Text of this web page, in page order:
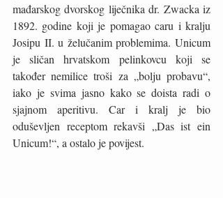
mađarskog dvorskog liječnika dr. Zwacka iz
1892. godine koji je pomagao caru i kralju
Josipu II. u želučanim problemima. Unicum
je sličan hrvatskom pelinkovcu koji se
također nemilice troši za „bolju probavu“,
iako je svima jasno kako se doista radi o
sjajnom aperitivu. Car i kralj je bio
oduševljen receptom rekavši „Das ist ein
Unicum!“, a ostalo je povijest.